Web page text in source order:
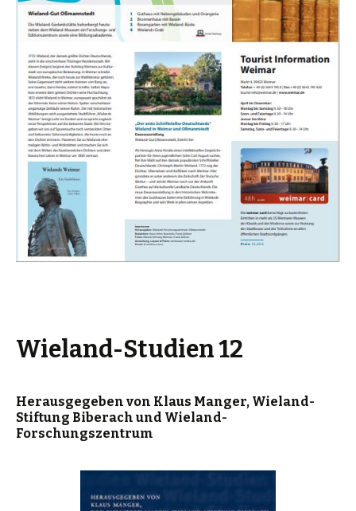
Wieland-Studien 12
Herausgegeben von Klaus Manger, Wieland-
Stiftung Biberach und Wieland-
Forschungszentrum